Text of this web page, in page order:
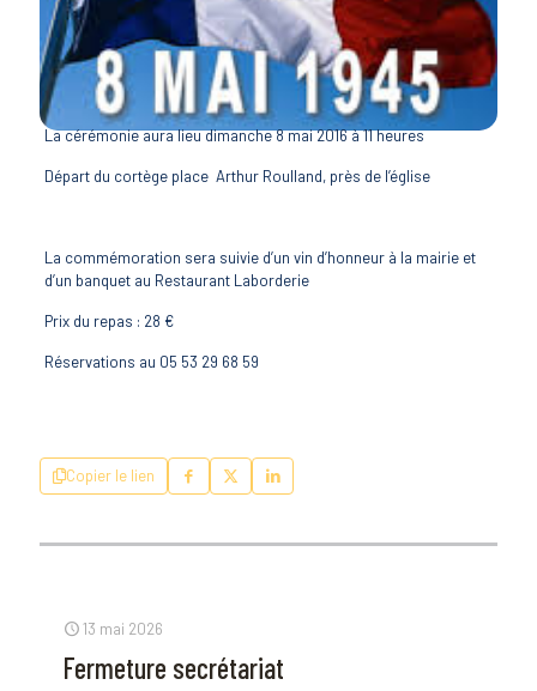
La cérémonie aura lieu dimanche 8 mai 2016 à 11 heures
Départ du cortège place Arthur Roulland, près de l’église
La commémoration sera suivie d’un vin d’honneur à la mairie et
d’un banquet au Restaurant Laborderie
Prix du repas : 28 €
Réservations au 05 53 29 68 59
Copier le lien
13 mai 2026
Fermeture secrétariat